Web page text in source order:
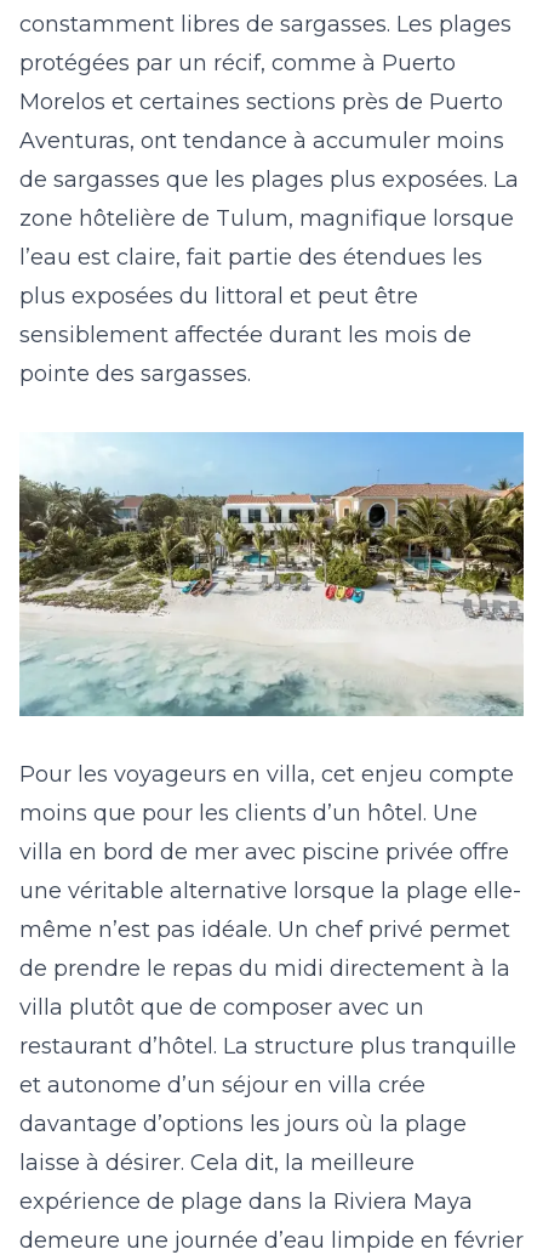
constamment libres de sargasses. Les plages
protégées par un récif, comme à Puerto
Morelos et certaines sections près de Puerto
Aventuras, ont tendance à accumuler moins
de sargasses que les plages plus exposées. La
zone hôtelière de Tulum, magnifique lorsque
l’eau est claire, fait partie des étendues les
plus exposées du littoral et peut être
sensiblement affectée durant les mois de
pointe des sargasses.
Pour les voyageurs en villa, cet enjeu compte
moins que pour les clients d’un hôtel. Une
villa en bord de mer avec piscine privée offre
une véritable alternative lorsque la plage elle-
même n’est pas idéale. Un chef privé permet
de prendre le repas du midi directement à la
villa plutôt que de composer avec un
restaurant d’hôtel. La structure plus tranquille
et autonome d’un séjour en villa crée
davantage d’options les jours où la plage
laisse à désirer. Cela dit, la meilleure
expérience de plage dans la Riviera Maya
demeure une journée d’eau limpide en février